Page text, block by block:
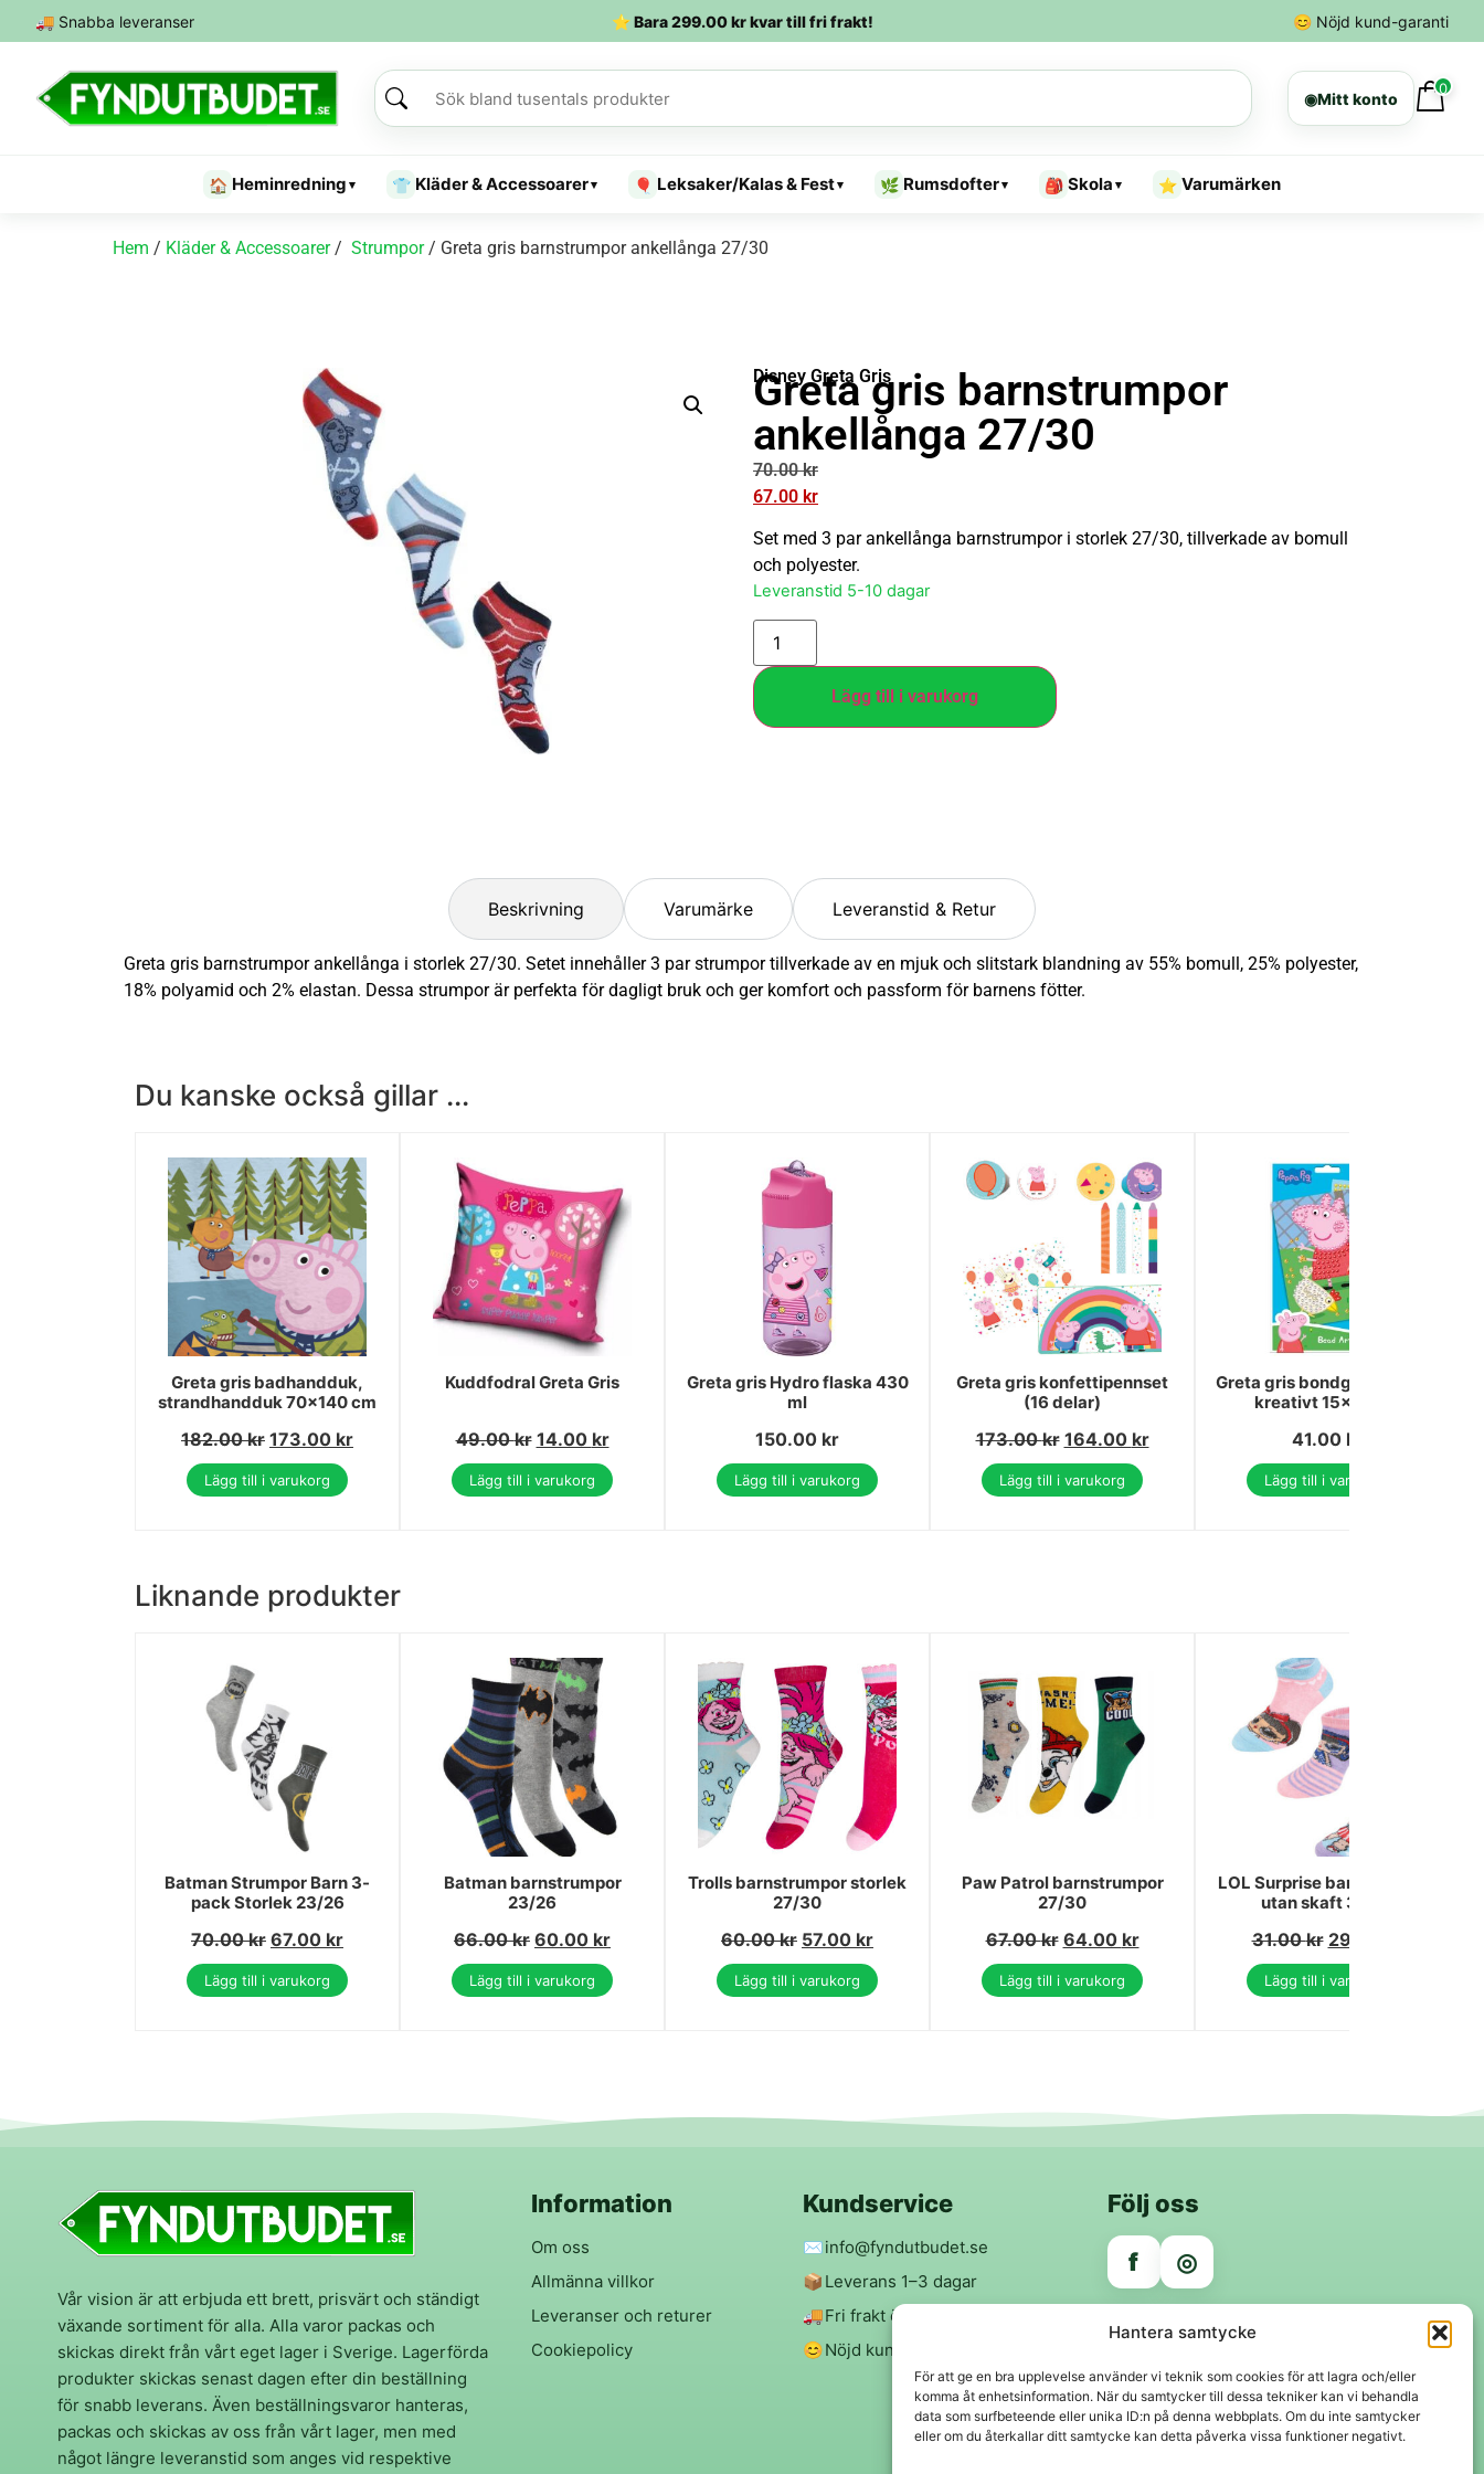
Hantera samtycke
För att ge en bra upplevelse använder vi teknik som cookies för att lagra och/eller
komma åt enhetsinformation. När du samtycker till dessa tekniker kan vi behandla
data som surfbeteende eller unika ID:n på denna webbplats. Om du inte samtycker
eller om du återkallar ditt samtycke kan detta påverka vissa funktioner negativt.
🚚 Snabba leveranser ⭐ Bara299.00krkvar till fri frakt! 😊 Nöjd kund-garanti
◉Mitt konto
0
🏠 Heminredning ▾ 👕 Kläder & Accessoarer▾ 🎈 Leksaker/Kalas & Fest▾ 🌿 Rumsdofter▾ 🎒 Skola ▾ ⭐ Varumärken
Hem / Kläder & Accessoarer/ Strumpor/ Greta gris barnstrumpor ankellånga 27/30
Disney Greta Gris
Greta gris barnstrumpor
ankellånga 27/30
70.00kr
67.00 kr
Set med 3 par ankellånga barnstrumpor i storlek 27/30, tillverkade av bomull
och polyester.
Leveranstid 5-10 dagar
Lägg till i varukorg
Beskrivning Varumärke Leveranstid & Retur
Greta gris barnstrumpor ankellånga i storlek 27/30. Setet innehåller 3 par strumpor tillverkade av en mjuk och slitstark blandning av 55% bomull, 25% polyester,
18% polyamid och 2% elastan. Dessa strumpor är perfekta för dagligt bruk och ger komfort och passform för barnens fötter.
Du kanske också gillar ...
Greta gris badhandduk,
strandhandduk 70x140 cm
182.00kr 173.00 kr
Lägg till i varukorg
Kuddfodral Greta Gris
49.00kr 14.00 kr
Lägg till i varukorg
Greta gris Hydro flaska 430
ml
150.00 kr
Lägg till i varukorg
Greta gris konfettipennset
(16 delar)
173.00kr 164.00 kr
Lägg till i varukorg
Greta gris bondgård pärlset
kreativt 15x25 cm
41.00 kr
Lägg till i varukorg
Liknande produkter
Batman Strumpor Barn 3-
pack Storlek 23/26
70.00kr 67.00 kr
Lägg till i varukorg
Batman barnstrumpor
23/26
66.00kr 60.00 kr
Lägg till i varukorg
Trolls barnstrumpor storlek
27/30
60.00kr 57.00 kr
Lägg till i varukorg
Paw Patrol barnstrumpor
27/30
67.00kr 64.00 kr
Lägg till i varukorg
LOL Surprise barnstrumpor
utan skaft 31/34
31.00kr 29.00
Lägg till i varukorg
Vår vision är att erbjuda ett brett, prisvärt och ständigt
växande sortiment för alla. Alla varor packas och
skickas direkt från vårt eget lager i Sverige. Lagerförda
produkter skickas senast dagen efter din beställning
för snabb leverans. Även beställningsvaror hanteras,
packas och skickas av oss från vårt lager, men med
något längre leveranstid som anges vid respektive
Information
Om oss
Allmänna villkor
Leveranser och returer
Cookiepolicy
Kundservice
✉️info@fyndutbudet.se
📦 Leverans 1–3 dagar
🚚Fri frakt över 299 kr
😊Nöjd kund-garanti
Följ oss
f ◎
Trygga betalningar
Klarna VISA Mastercard Swish